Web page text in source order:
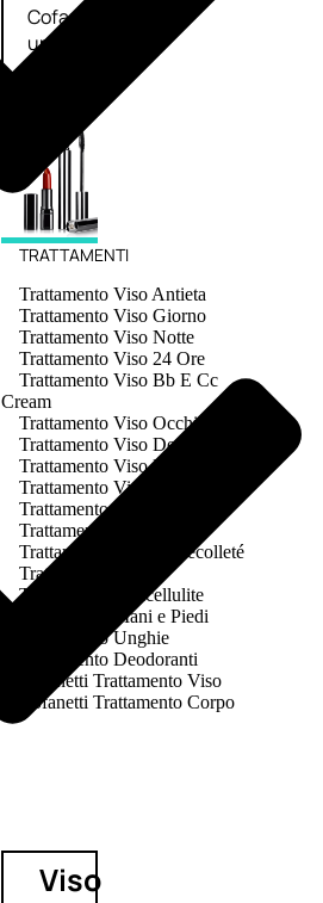
Cofanetti
unghie
TRATTAMENTI
Trattamento Viso Antieta
Trattamento Viso Giorno
Trattamento Viso Notte
Trattamento Viso 24 Ore
Trattamento Viso Bb E Cc
Cream
Trattamento Viso Occhi
Trattamento Viso Detergenza
Trattamento Viso Maschere
Trattamento Viso Idratante
Trattamento Viso Labbra
Trattamento Viso Sieri
Trattamento Collo e Decolleté
Trattamento Corpo
Trattamento Anticellulite
Trattamento Mani e Piedi
Trattamento Unghie
Trattamento Deodoranti
Cofanetti Trattamento Viso
Cofanetti Trattamento Corpo
Viso